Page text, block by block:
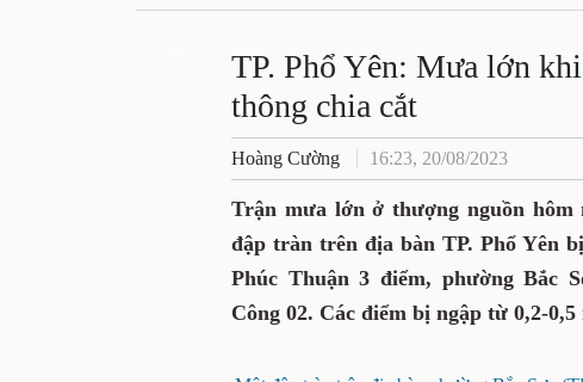
QUÊ HƯƠNG - ĐẤT NƯỚC QUỐC TẾ TÀI
VĂN BẢN, CHÍNH SÁCH MỚI
TP. Phổ Yên: Mưa
ngập, giao thông chia
Hoàng Cường 16:23, 20/08/2023
Trận mưa lớn ở thượng nguồn
dân sinh và đập tràn trên địa
giao thông. Trong đó, xã
điểm, xã Minh Đức 3 điểm, xã